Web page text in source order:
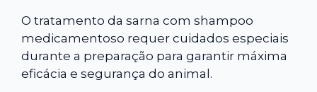
O tratamento da sarna com shampoo
medicamentoso requer cuidados especiais
durante a preparação para garantir máxima
eficácia e segurança do animal.